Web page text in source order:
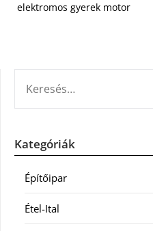
elektromos gyerek motor
Kategóriák
Építőipar
Étel-Ital